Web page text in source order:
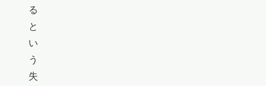
る
と
い
う
失